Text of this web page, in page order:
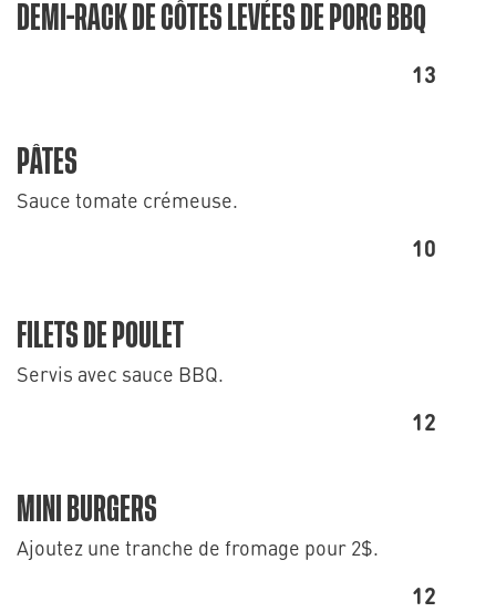
DEMI-RACK DE CÔTES LEVÉES DE PORC BBQ
13
PÂTES
Sauce tomate crémeuse.
10
FILETS DE POULET
Servis avec sauce BBQ.
12
MINI BURGERS
Ajoutez une tranche de fromage pour 2$.
12